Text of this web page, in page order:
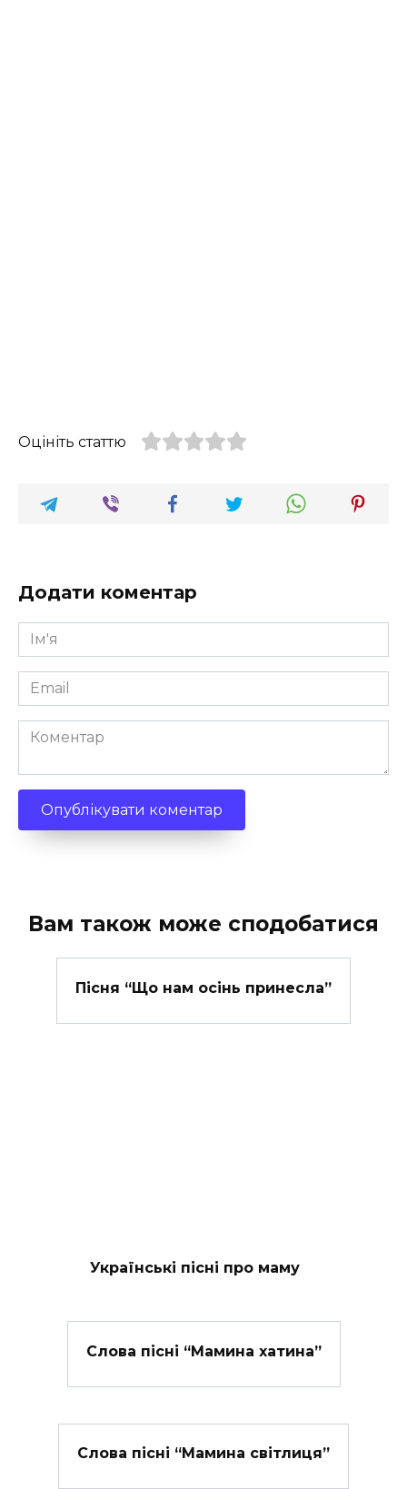
Оцініть статтю
Додати коментар
Ім'я
*
Email
*
Коментар
Вам також може сподобатися
Пісня “Що нам осінь принесла”
Українські пісні про маму
Слова пісні “Мамина хатина”
Слова пісні “Мамина світлиця”